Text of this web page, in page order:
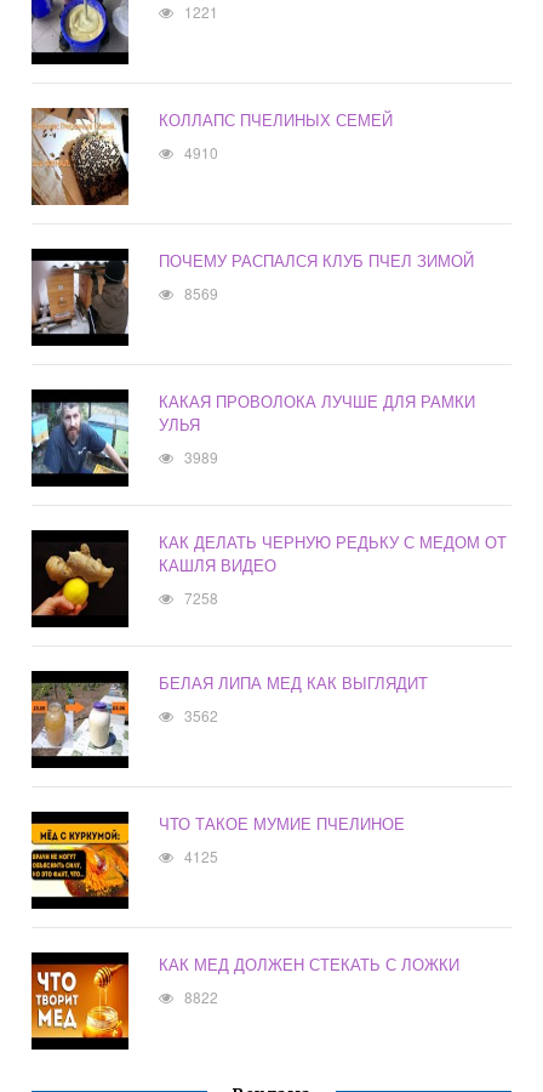
1221
КОЛЛАПС ПЧЕЛИНЫХ СЕМЕЙ
4910
ПОЧЕМУ РАСПАЛСЯ КЛУБ ПЧЕЛ ЗИМОЙ
8569
КАКАЯ ПРОВОЛОКА ЛУЧШЕ ДЛЯ РАМКИ
УЛЬЯ
3989
КАК ДЕЛАТЬ ЧЕРНУЮ РЕДЬКУ С МЕДОМ ОТ
КАШЛЯ ВИДЕО
7258
БЕЛАЯ ЛИПА МЕД КАК ВЫГЛЯДИТ
3562
ЧТО ТАКОЕ МУМИЕ ПЧЕЛИНОЕ
4125
КАК МЕД ДОЛЖЕН СТЕКАТЬ С ЛОЖКИ
8822